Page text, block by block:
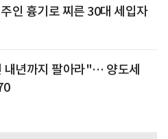
인 흉기로 찌른 30대 세입자
내년까지 팔아라"… 양도세